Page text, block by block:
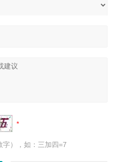
字），如：三加四=7